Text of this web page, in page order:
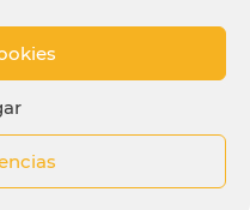
CON EL